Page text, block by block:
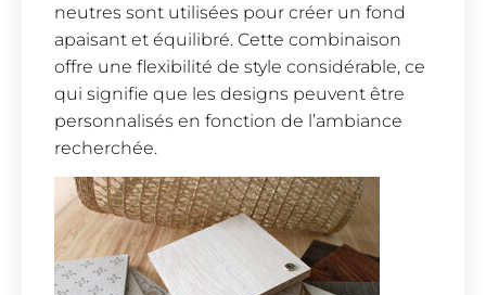
neutres sont utilisées pour créer un fond
apaisant et équilibré. Cette combinaison
offre une flexibilité de style considérable, ce
qui signifie que les designs peuvent être
personnalisés en fonction de l’ambiance
recherchée.